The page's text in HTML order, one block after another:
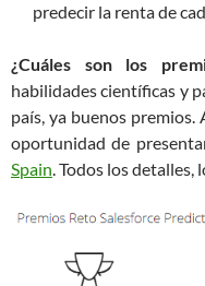
predecir la renta de
¿Cuáles son los
habilidades científicas y
país, ya buenos
oportunidad de
Spain. Todos los detalles,